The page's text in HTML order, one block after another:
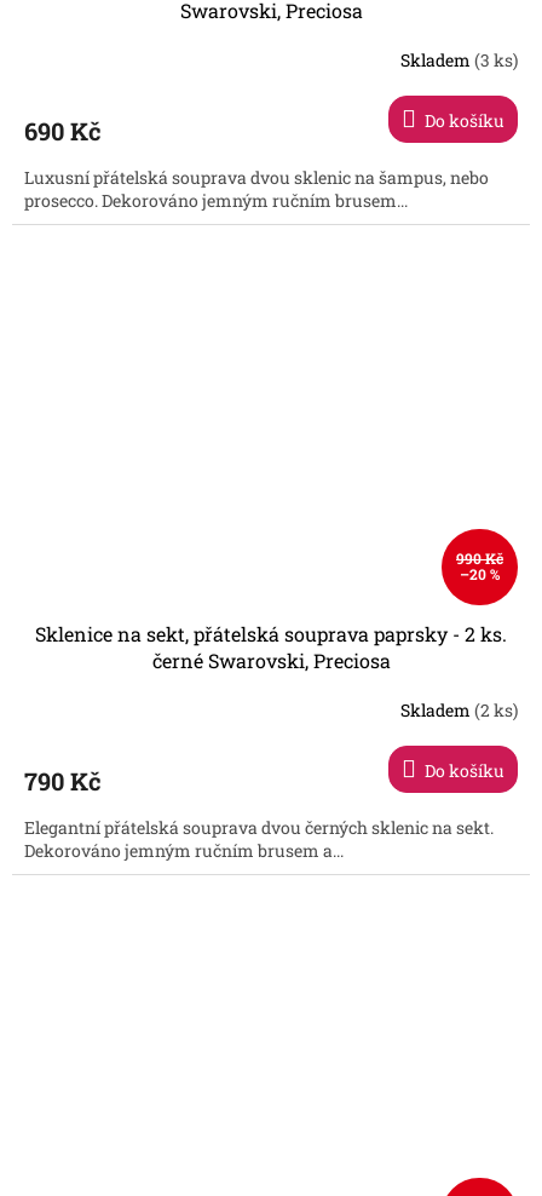
Swarovski, Preciosa
Skladem (3 ks)
690 Kč Do košíku
Luxusní přátelská souprava dvou sklenic na šampus, nebo
prosecco. Dekorováno jemným ručním brusem...
990 Kč
–20 %
Sklenice na sekt, přátelská souprava paprsky - 2 ks.
černé Swarovski, Preciosa
Skladem (2 ks)
790 Kč Do košíku
Elegantní přátelská souprava dvou černých sklenic na sekt.
Dekorováno jemným ručním brusem a...